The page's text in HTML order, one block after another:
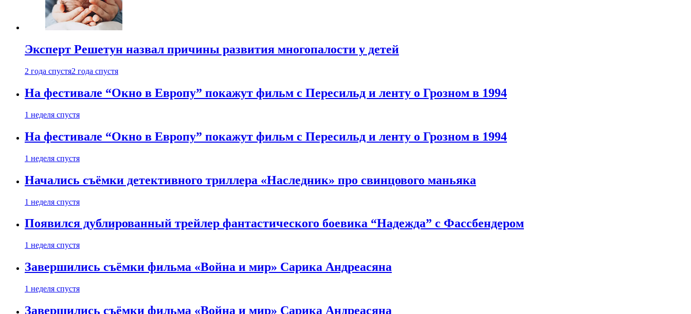
Эксперт Решетун назвал причины развития многопалости у детей
2 года спустя2 года спустя
На фестивале “Окно в Европу” покажут фильм с Пересильд и ленту о Грозном в 1994
1 неделя спустя
На фестивале “Окно в Европу” покажут фильм с Пересильд и ленту о Грозном в 1994
1 неделя спустя
Начались съёмки детективного триллера «Наследник» про свинцового маньяка
1 неделя спустя
Появился дублированный трейлер фантастического боевика “Надежда” с Фассбендером
1 неделя спустя
Завершились съёмки фильма «Война и мир» Сарика Андреасяна
1 неделя спустя
Завершились съёмки фильма «Война и мир» Сарика Андреасяна